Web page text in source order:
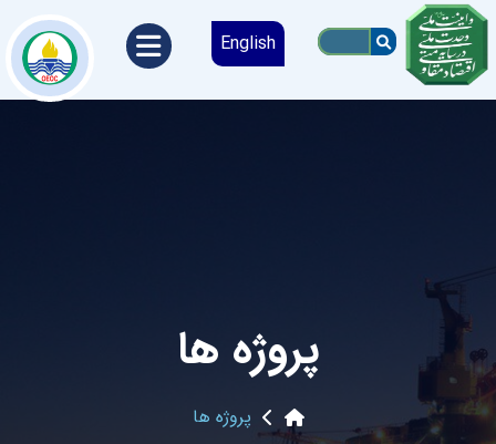
English
پروژه ها
پروژه ها